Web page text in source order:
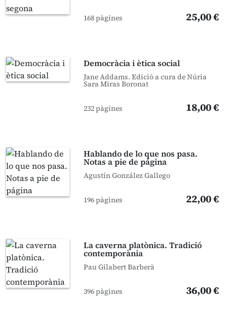
168 pàgines 25,00 €
Democràcia i ètica social
Jane Addams. Edició a cura de Núria
Sara Miras Boronat
232 pàgines 18,00 €
Hablando de lo que nos pasa.
Notas a pie de página
Agustín González Gallego
196 pàgines 22,00 €
La caverna platònica. Tradició
contemporània
Pau Gilabert Barberà
396 pàgines 36,00 €